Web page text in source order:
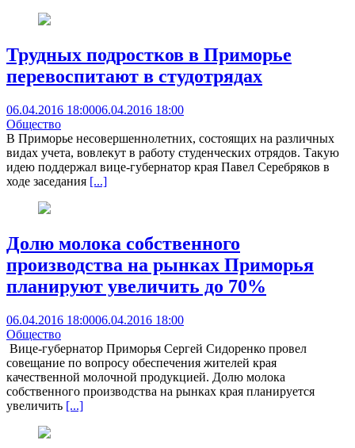
Трудных подростков в Приморье
перевоспитают в студотрядах
06.04.2016 18:0006.04.2016 18:00
Общество
В Приморье несовершеннолетних, состоящих на различных
видах учета, вовлекут в работу студенческих отрядов. Такую
идею поддержал вице-губернатор края Павел Серебряков в
ходе заседания [...]
Долю молока собственного
производства на рынках Приморья
планируют увеличить до 70%
06.04.2016 18:0006.04.2016 18:00
Общество
Вице-губернатор Приморья Сергей Сидоренко провел
совещание по вопросу обеспечения жителей края
качественной молочной продукцией. Долю молока
собственного производства на рынках края планируется
увеличить [...]